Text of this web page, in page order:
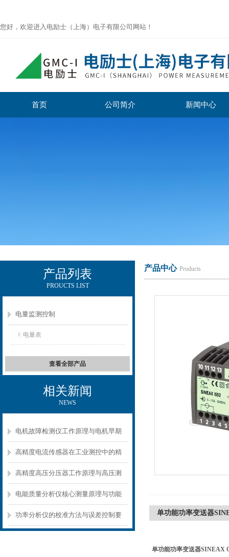
您好，欢迎进入电励士（上海）电子有限公司网站！
首页 公司简介 新闻中心
产品列表
PROUCTS LIST
电量监测控制
电量表
查看全部产品
相关新闻
NEWS
电机故障检测仪工作原理与电机早期
故障诊断方案
高精度电流传感器在工业测控中的精
准测量方案
高精度高压分压器工作原理与高压测
量应用场景
电能质量分析仪核心测量原理与功能
模块解析
功率分析仪的校准方法与误差控制要
产品中心 Products
单功能功率变送器
单功能功率变送器SINEAX